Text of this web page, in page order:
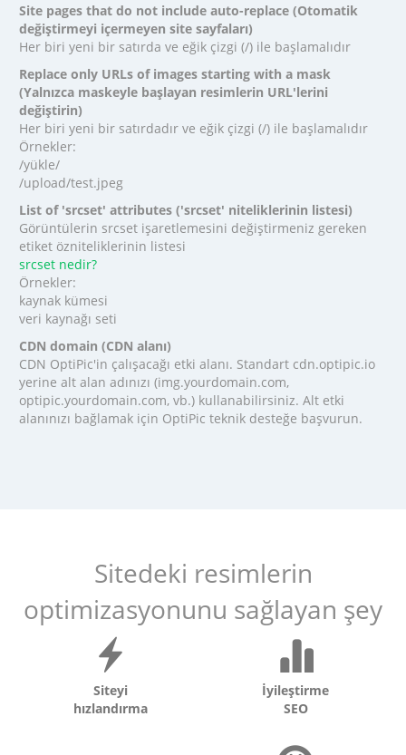
Site pages that do not include auto-replace (Otomatik
değiştirmeyi içermeyen site sayfaları)
Her biri yeni bir satırda ve eğik çizgi (/) ile başlamalıdır
Replace only URLs of images starting with a mask
(Yalnızca maskeyle başlayan resimlerin URL'lerini
değiştirin)
Her biri yeni bir satırdadır ve eğik çizgi (/) ile başlamalıdır
Örnekler:
/yükle/
/upload/test.jpeg
List of 'srcset' attributes ('srcset' niteliklerinin listesi)
Görüntülerin srcset işaretlemesini değiştirmeniz gereken
etiket özniteliklerinin listesi
srcset nedir?
Örnekler:
kaynak kümesi
veri kaynağı seti
CDN domain (CDN alanı)
CDN OptiPic'in çalışacağı etki alanı. Standart cdn.optipic.io
yerine alt alan adınızı (img.yourdomain.com,
optipic.yourdomain.com, vb.) kullanabilirsiniz. Alt etki
alanınızı bağlamak için OptiPic teknik desteğe başvurun.
Sitedeki resimlerin
optimizasyonunu sağlayan şey
Siteyi
hızlandırma
İyileştirme
SEO